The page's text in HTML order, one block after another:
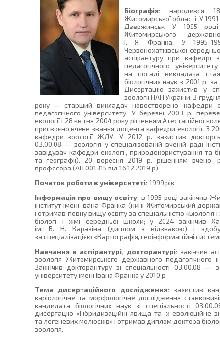
Біографія: народився
Житомирської області. У
Дзержинськ. У 1995 році
Житомирського
І. Я. Франка. У 1995-
Червонохатківської
аспірантуру при кафедрі
педагогічного
на посаді викладача
біологічних наук з 2001 р.
Дисертацію захистив у
зоології НАН України. З
року — старший викладач новоствореної кафедри
педагогічного університету. У березні 2003 р.
екології і 28 квітня 2004 року рішенням Атестаційної
присвоєно вчене звання доцента кафедри екології. З
кафедри зоології ЖДУ. У 2012 р. захистив
03.00.08 — зоологія у спеціалізованій вченій раді
завідувач кафедри екології, природокористування та
та географії). 20 вересня 2019 р. рішенням
професора (АП 001315 від 16.12.2019 р).
Початок роботи в університеті: 1999 рік.
Інформація про вищу освіту: в 1995 році закінчив
інститут імені Івана Франка (нині Житомирський
і отримав повну вищу освіту за спеціальністю «Біологія
біології і хімії середньої школи; у 2024 закінчив
ім. В. Н. Каразіна (диплом з відзнакою) і здобув
за спеціалізацією «Картографія, геоінформаційні
Навчання в аспірантурі, докторантурі: закінчив
зоологія Житомирського державного педагогічного
Закінчив докторантуру зі спеціальності 03.00.08 —
університету імені Івана Франка у 2010 р.
Тема дисертаційного дослідження: захистив
каріологічне та морфологічне дослідження
кандидата біологічних наук зі спеціальності
дисертацію «Гібридизаційні явища та їх еволюційне
та легеневих молюсків» і отримав диплом доктора
зоологія.